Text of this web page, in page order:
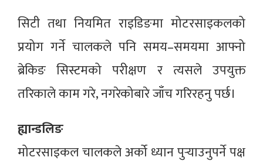
सिटी तथा नियमित राइडिङमा मोटरसाइकलको
प्रयोग गर्ने चालकले पनि समय–समयमा आफ्नो
ब्रेकिङ सिस्टमको परीक्षण र त्यसले उपयुक्त
तरिकाले काम गरे, नगरेकोबारे जाँच गरिरहनु पर्छ।
ह्यान्डलिङ
मोटरसाइकल चालकले अर्को ध्यान पुर्‍याउनुपर्ने पक्ष